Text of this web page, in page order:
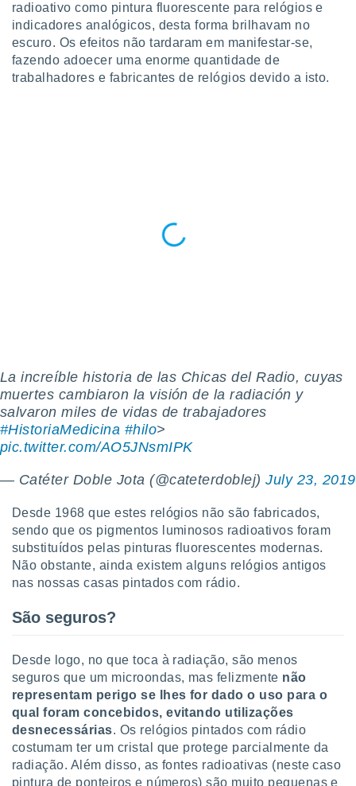
ou aceder
num
para
fontes,
e melhorar
dados
e
1199
radioativo como pintura fluorescente para relógios e
indicadores analógicos, desta forma brilhavam no
escuro. Os efeitos não tardaram em manifestar-se,
fazendo adoecer uma enorme quantidade de
trabalhadores e fabricantes de relógios devido a isto.
La increíble historia de las Chicas del Radio, cuyas
muertes cambiaron la visión de la radiación y
salvaron miles de vidas de trabajadores
#HistoriaMedicina #hilo>
pic.twitter.com/AO5JNsmIPK
— Catéter Doble Jota (@cateterdoblej)July 23, 2019
Desde 1968 que estes relógios não são fabricados,
sendo que os pigmentos luminosos radioativos foram
substituídos pelas pinturas fluorescentes modernas.
Não obstante, ainda existem alguns relógios antigos
nas nossas casas pintados com rádio.
São seguros?
Desde logo, no que toca à radiação, são menos
seguros que um microondas, mas felizmente não
representam perigo se lhes for dado o uso para o
qual foram concebidos, evitando utilizações
desnecessárias. Os relógios pintados com rádio
costumam ter um cristal que protege parcialmente da
radiação. Além disso, as fontes radioativas (neste caso
pintura de ponteiros e números) são muito pequenas e